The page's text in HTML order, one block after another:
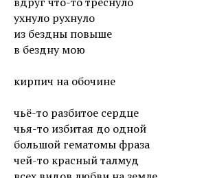
ухнуло рухнуло
из бездны повыше
в бездну мою
кирпич на обочине
чьё-то разбитое сердце
чья-то избитая до одной
большой гематомы фраза
чей-то красный талмуд